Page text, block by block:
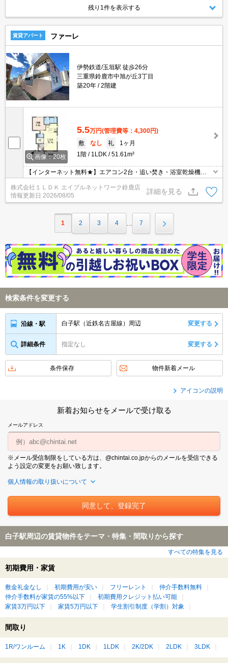
残り1件を表示する
賃貸アパート ファーレ
伊勢鉄道/玉垣駅 徒歩26分
三重県鈴鹿市中旭が丘3丁目
築20年
2階建
画像：20枚
5.5万円(管理費等：4,300円)
敷
なし 礼
1ヶ月
1階
1LDK 51.61m²
【インターネット無料★】エアコン2台・追い焚き・浴室乾燥機付
株式会社１ＬＤＫ エイブルネットワーク鈴鹿店
情報更新日 2026/08/05
詳細を見る
1 2 3 4 7
検索条件を変更する
沿線・駅 白子駅（近鉄名古屋線）周辺 変更する
詳細条件 指定なし 変更する
条件保存 物件新着メール
アイコンの説明
新着お知らせをメールで受け取る
メールアドレス
※メール受信制限をしている方は、@chintai.co.jpからのメールを受信できる
よう設定の変更をお願い致します。
個人情報の取り扱いについて
白子駅周辺の賃貸物件をテーマ・特集・間取りから探す
すべての特集を見る
初期費用・家賃
敷金礼金なし 初期費用が安い フリーレント
仲介手数料無料
仲介手数料が家賃の55%以下
初期費用クレジット払い可能
家賃3万円以下
家賃5万円以下 学生割引制度（学割）対象
間取り
1R/ワンルーム 1K 1DK 1LDK 2K/2DK 2LDK 3LDK